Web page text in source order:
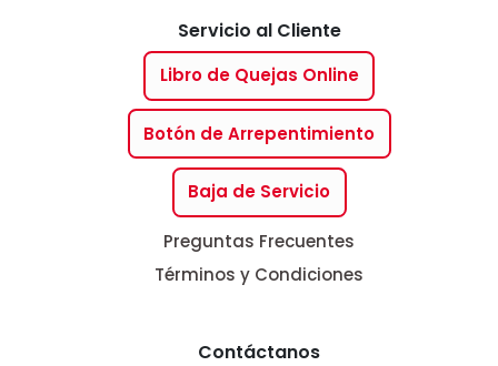
Servicio al Cliente
Libro de Quejas Online
Botón de Arrepentimiento
Baja de Servicio
Preguntas Frecuentes
Términos y Condiciones
Contáctanos